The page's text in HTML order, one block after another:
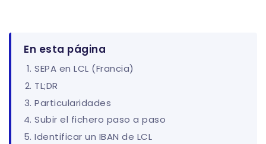
En esta página
SEPA en LCL (Francia)
TL;DR
Particularidades
Subir el fichero paso a paso
Identificar un IBAN de LCL